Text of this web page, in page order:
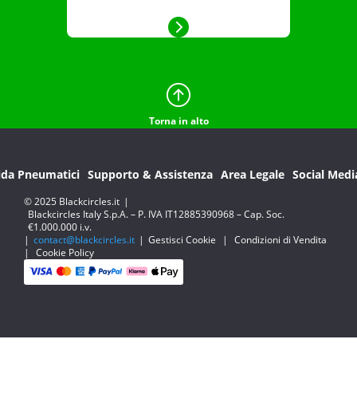
Torna in alto
Pneumatici Supporto & Assistenza Area Legale Social
© 2025 Blackcircles.it |
Blackcircles Italy S.p.A. – P. IVA IT12885390968 – Cap. Soc.
€1.000.000 i.v.
| contact@blackcircles.it | Gestisci Cookie |
Condizioni di Vendita
|
Cookie Policy